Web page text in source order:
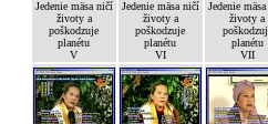
Jedenie mäsa ničí
životy a
poškodzuje
planétu
V
Jedenie mäsa ničí
životy a
poškodzuje
planétu
VI
Jedenie
životy a
planétu
VII